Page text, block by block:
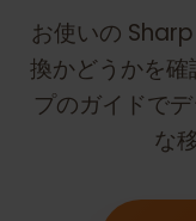
お使いの Sharp
換かどうかを
プのガイドで
な